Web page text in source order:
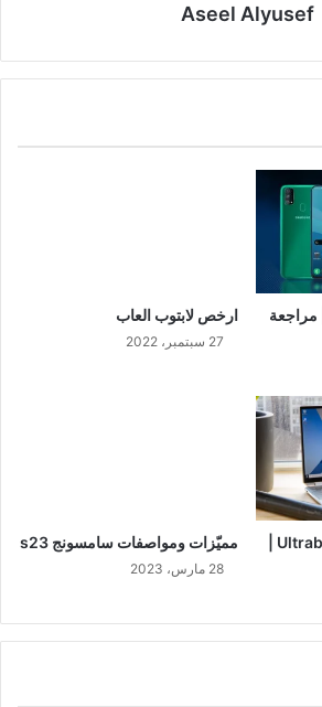
Aseel Alyusef
سامسونج Galaxy F41 | مراجعة
ارخص لابتوب العاب
27 سبتمبر، 2022
مميّزات ومواصفات سامسونج s23
28 مارس، 2023